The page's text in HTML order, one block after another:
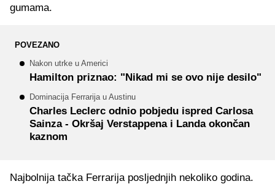
gumama.
POVEZANO
Nakon utrke u Americi
Hamilton priznao: "Nikad mi se ovo nije desilo"
Dominacija Ferrarija u Austinu
Charles Leclerc odnio pobjedu ispred Carlosa
Sainza - Okršaj Verstappena i Landa okončan
kaznom
Najbolnija tačka Ferrarija posljednjih nekoliko godina.